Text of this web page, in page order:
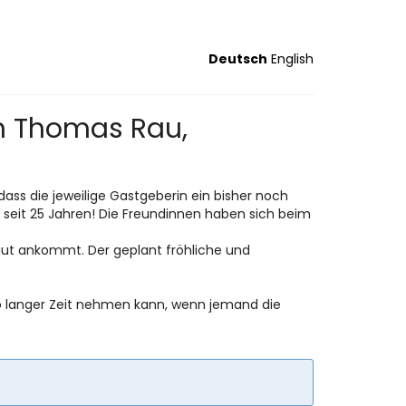
Deutsch English
Thomas Rau,
die jeweilige Gastgeberin ein bisher noch
25 Jahren! Die Freundinnen haben sich beim
ankommt. Der geplant fröhliche und
Zeit nehmen kann, wenn jemand die